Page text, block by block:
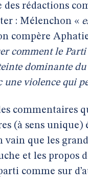
des rédactions
: Mélenchon «
compère
comment le
dominante
une violence qui
commentaires
(à sens unique)
vain que les
et les propos
comme sur